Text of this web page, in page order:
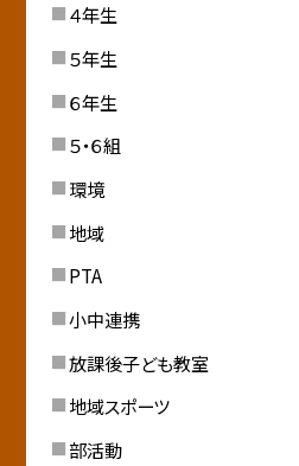
４年生
５年生
６年生
５・６組
環境
地域
PTA
小中連携
放課後子ども教室
地域スポーツ
部活動